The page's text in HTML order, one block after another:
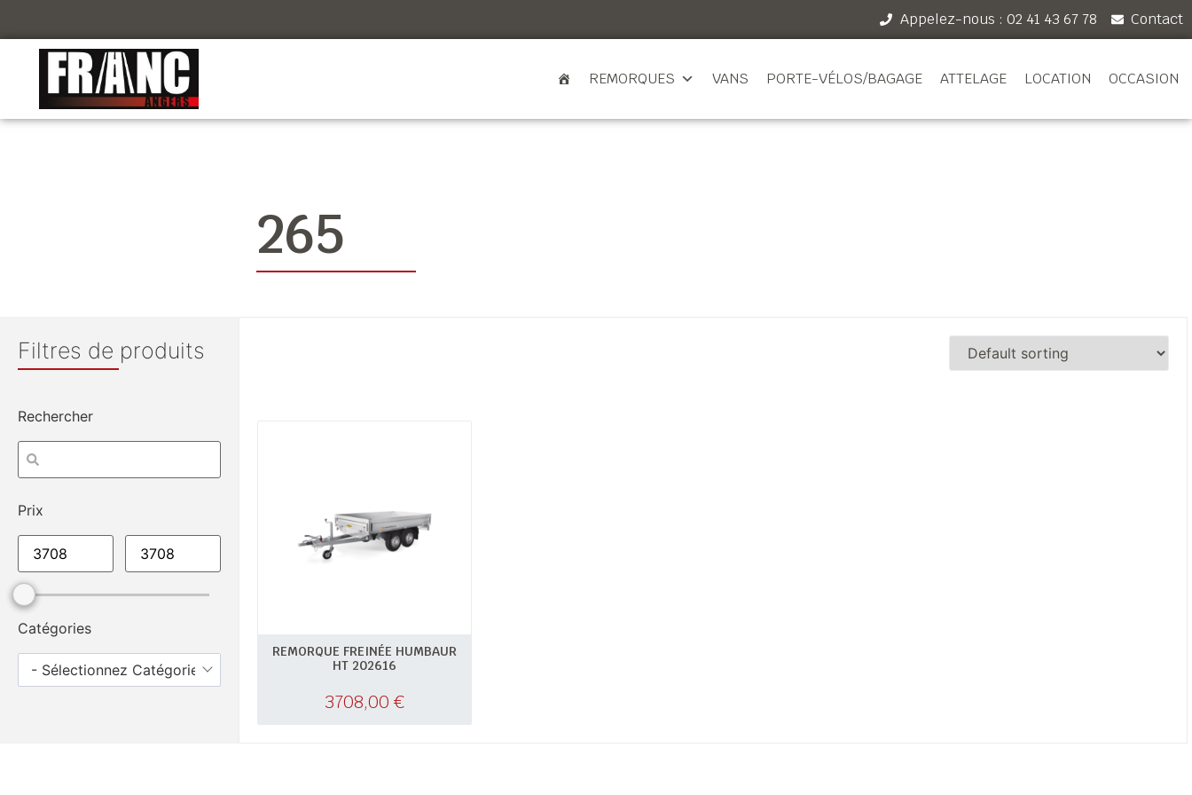
Appelez-nous : 02 41 43 67 78 Contact
REMORQUES VANS PORTE-VÉLOS/BAGAGE ATTELAGE LOCATION OCCASION
265
Filtres de produits
Rechercher
Prix
Catégories
- Sélectionnez Catégories -
REMORQUE FREINÉE HUMBAUR
HT 202616
3708,00 €